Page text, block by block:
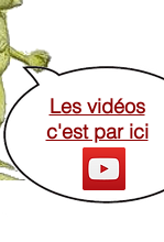
Les vidéos
c'est par ici